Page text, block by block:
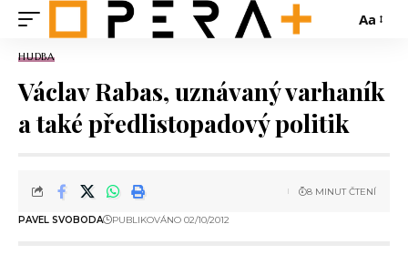
Aa
HUDBA
Václav Rabas, uznávaný varhaník
a také předlistopadový politik
PAVEL SVOBODA PUBLIKOVÁNO 02/10/2012
8 MINUT ČTENÍ